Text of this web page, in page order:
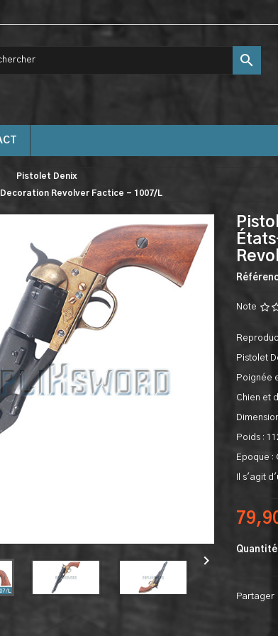

Pistolet Denix
Revolver Factice - 1007/L

Note
Pistolet
Poignée
Chien et
Poids :
Epoque :
Il s'agit
Quantité
Partager